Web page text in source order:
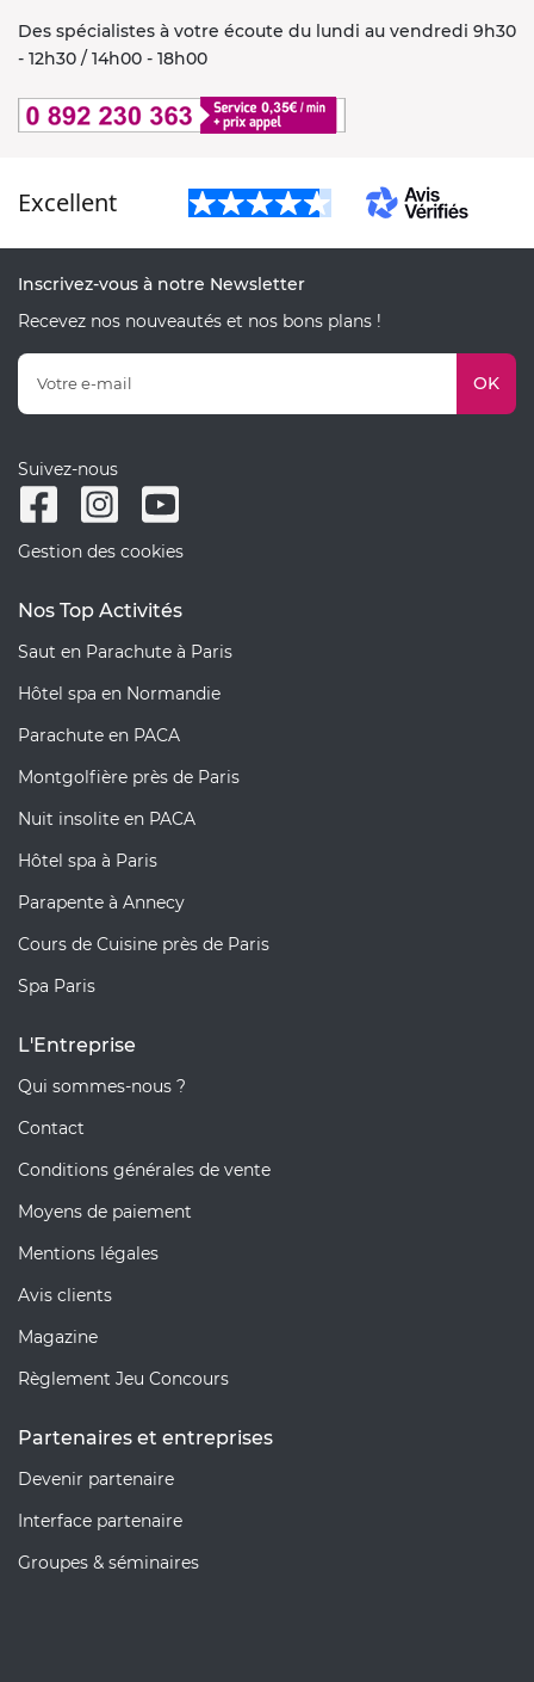
Des spécialistes à votre écoute du lundi au vendredi 9h30
- 12h30 / 14h00 - 18h00
Excellent
Inscrivez-vous à notre Newsletter
Recevez nos nouveautés et nos bons plans !
OK
Suivez-nous
Gestion des cookies
Nos Top Activités
Saut en Parachute à Paris
Hôtel spa en Normandie
Parachute en PACA
Montgolfière près de Paris
Nuit insolite en PACA
Hôtel spa à Paris
Parapente à Annecy
Cours de Cuisine près de Paris
Spa Paris
L'Entreprise
Qui sommes-nous ?
Contact
Conditions générales de vente
Moyens de paiement
Mentions légales
Avis clients
Magazine
Règlement Jeu Concours
Partenaires et entreprises
Devenir partenaire
Interface partenaire
Groupes & séminaires